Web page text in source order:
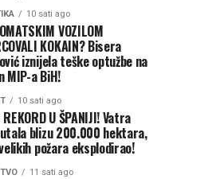
10 sati ago
VOZILOM
KOKAIN? Bisera
iznijela teške optužbe na
MIP-a BiH!
10 sati ago
REKORD U ŠPANIJI! Vatra
blizu 200.000 hektara,
požara eksplodirao!
11 sati ago